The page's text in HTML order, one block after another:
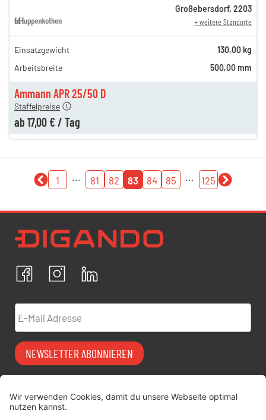
Ammann APR 25/50 D
50,00 €
31,00 €
Staffelpreise
ab 17,00 € / Tag
Großebersdorf, 2203
+ weitere Standorte
Einsatzgewicht
130,00 kg
Arbeitsbreite
500,00 mm
1 ... 81 82 83 84 85 ... 125
FacebookInstagram
Ich bestätige, dass ich die
Datenschutzrichtlinien
personenbezogenen Daten einverstanden.
E-Mail Adresse
NEWSLETTER ABONNIEREN
Vermiet-Partner
FAQ